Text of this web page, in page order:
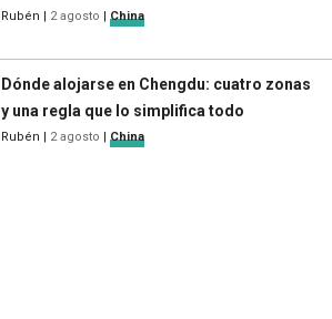
Rubén | 2 agosto | China
Dónde alojarse en Chengdu: cuatro zonas
y una regla que lo simplifica todo
Rubén | 2 agosto | China